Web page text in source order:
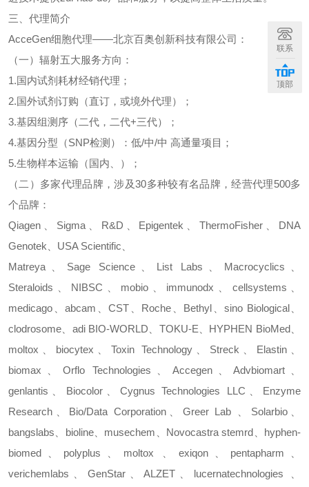
三、代理简介
AcceGen细胞代理——北京百奥创新科技有限公司：
（一）辐射五大服务方向：
1.国内试剂耗材经销代理；
2.国外试剂订购（直订，或境外代理）；
3.基因组测序（二代，二代+三代）；
4.基因分型（SNP检测）：低/中/中 高通量项目；
5.生物样本运输（国内、）；
（二）多家代理品牌，涉及30多种较有名品牌，经营代理500多
个品牌：
Qiagen
Sigma、 R&D Epigentek 、ThermoFisher
DNA
Genotek
USA Scientific
Matreya
Sage Science List Labs Macrocyclics
Steraloids
NIBSC mobio immunodx cellsystems
medicago
abcam CST Roche Bethyl sino Biological、
clodrosome
adi BIO-WORLD TOKU-E HYPHEN BioMed、
moltox
biocytex 、Toxin Technology、 Streck Elastin、
biomax
Orflo Technologies Accegen、Advbiomart
genlantis
Biocolor、 Cygnus Technologies LLC
Enzyme
Research
Bio/Data Corporation、 Greer Lab Solarbio、
bangslabs
bioline、 musechem Novocastra stemrd
hyphen-
biomed
polyplus moltox 、exiqon pentapharm
verichemlabs
GenStar、ALZET lucernatechnologies
联系
顶部